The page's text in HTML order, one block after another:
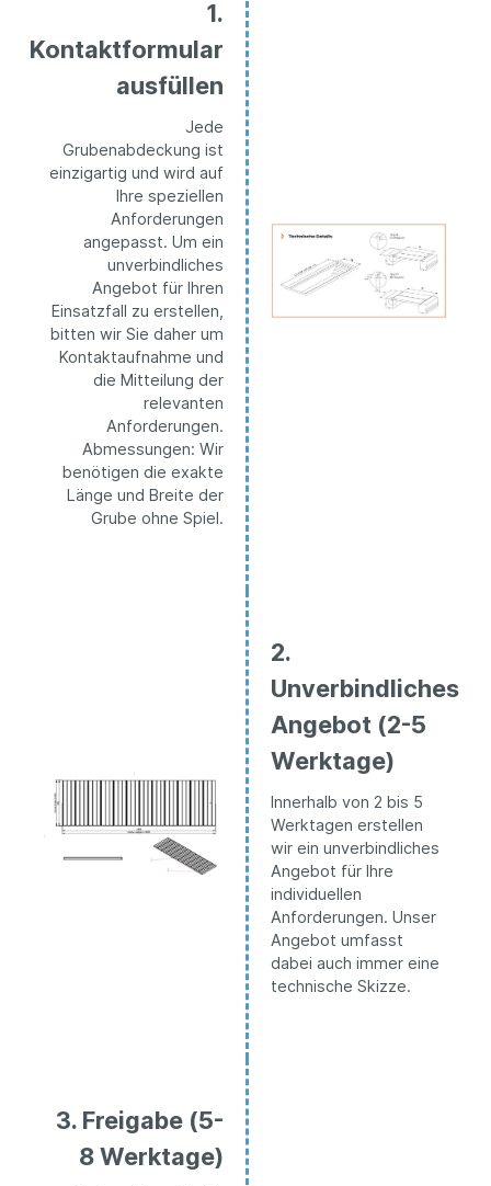
1.
Kontaktformular
ausfüllen
Jede
Grubenabdeckung ist
einzigartig und wird auf
Ihre speziellen
Anforderungen
angepasst. Um ein
unverbindliches
Angebot für Ihren
Einsatzfall zu erstellen,
bitten wir Sie daher um
Kontaktaufnahme und
die Mitteilung der
relevanten
Anforderungen.
Abmessungen: Wir
benötigen die exakte
Länge und Breite der
Grube ohne Spiel.
2.
Unverbindliches
Angebot (2-5
Werktage)
Innerhalb von 2 bis 5
Werktagen erstellen
wir ein unverbindliches
Angebot für Ihre
individuellen
Anforderungen. Unser
Angebot umfasst
dabei auch immer eine
technische Skizze.
3. Freigabe (5-
8 Werktage)